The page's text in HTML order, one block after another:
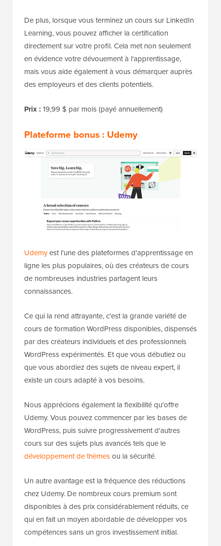
De plus, lorsque vous terminez un cours sur LinkedIn
Learning, vous pouvez afficher la certification
directement sur votre profil. Cela met non seulement
en évidence votre dévouement à l'apprentissage,
mais vous aide également à vous démarquer auprès
des employeurs et des clients potentiels.
Prix : 19,99 $ par mois (payé annuellement)
Plateforme bonus : Udemy
Udemyest l'une des plateformes d'apprentissage en
ligne les plus populaires, où des créateurs de cours
de nombreuses industries partagent leurs
connaissances.
Ce qui la rend attrayante, c'est la grande variété de
cours de formation WordPress disponibles, dispensés
par des créateurs individuels et des professionnels
WordPress expérimentés. Et que vous débutiez ou
que vous abordiez des sujets de niveau expert, il
existe un cours adapté à vos besoins.
Nous apprécions également la flexibilité qu'offre
Udemy. Vous pouvez commencer par les bases de
WordPress, puis suivre progressivement d'autres
cours sur des sujets plus avancés tels que le
développement de thèmesou la sécurité.
Un autre avantage est la fréquence des réductions
chez Udemy. De nombreux cours premium sont
disponibles à des prix considérablement réduits, ce
qui en fait un moyen abordable de développer vos
compétences sans un gros investissement initial.